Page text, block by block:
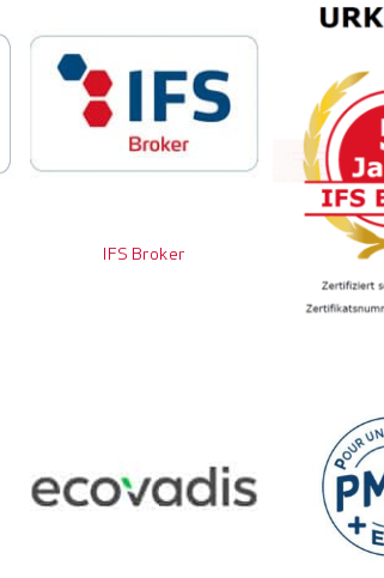
IFS Broker